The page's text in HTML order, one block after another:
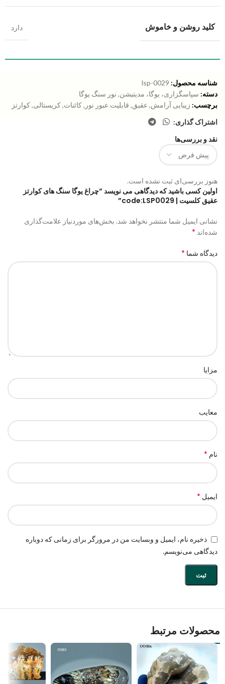
کلید روشن و خاموش دارد
شناسه محصول: lsp-0029
دسته: سپاسگزاری، یوگا، مدیتیشن, نور سنگ یوگا
برچسب: زیبایی آرامش, عقیق, قابلیت عبور نور ,کائنات,کریستالی,کوارتز
اشتراک گذاری:
نقد و بررسی‌ها
هنوز بررسی‌ای ثبت نشده است.
اولین کسی باشید که دیدگاهی می نویسد “چراغ یوگا سنگ های کوارتز
عقیق کلسیت | code:LSP0029”
نشانی ایمیل شما منتشر نخواهد شد. بخش‌های موردنیاز علامت‌گذاری
شده‌اند *
دیدگاه شما *
مزایا
معایب
نام *
ایمیل *
ذخیره نام، ایمیل و وبسایت من در مرورگر برای زمانی که دوباره
دیدگاهی می‌نویسم.
محصولات مرتبط